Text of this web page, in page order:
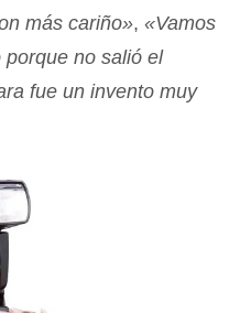
más cariño», «Vamos
no salió el
fue un invento muy